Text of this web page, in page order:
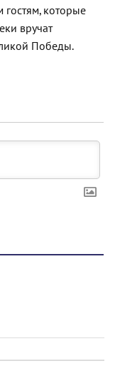
которые
вручат
Победы.